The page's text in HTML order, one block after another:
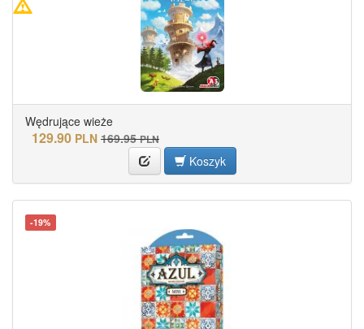
Wędrujące wieże
129.90 PLN 169.95 PLN
Koszyk
-19%